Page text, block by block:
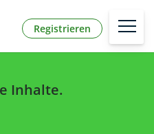
Registrieren
Inhalte.